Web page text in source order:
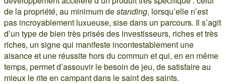
de la propriété, au minimum destanding, lorsqu’elle n’est
pas incroyablement luxueuse, sise dans un parcours. Il s’agit
d’un type de bien très prisés des investisseurs, riches et très
riches, un signe qui manifeste incontestablement une
aisance et une réussite hors du commun et qui, en en même
temps, permet d’assouvir le besoin de jeu, de satisfaire au
mieux le rite en campant dans le saint des saints.